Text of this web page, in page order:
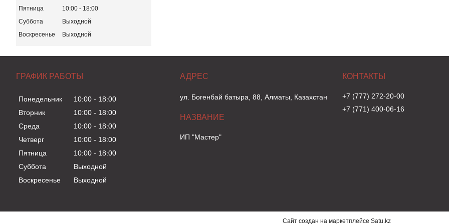
Пятница 10:00
18:00
Суббота
Выходной
Воскресенье
Выходной
ГРАФИК РАБОТЫ
Понедельник 10:00
18:00
Вторник
10:00
18:00
Среда
10:00
18:00
Четверг
10:00
18:00
Пятница
10:00
18:00
Суббота
Выходной
Воскресенье
Выходной
ул. Богенбай батыра, 88, Алматы, Казахстан
ИП "Мастер"
+7 (777) 272-20-00
+7 (771) 400-06-16
Сайт создан на маркетплейсе Satu.kz